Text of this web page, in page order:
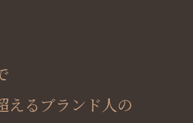
えるブランド人の